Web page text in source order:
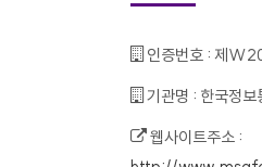
인증번호 : 제
기관명 : 한국정보
웹사이트주소 :